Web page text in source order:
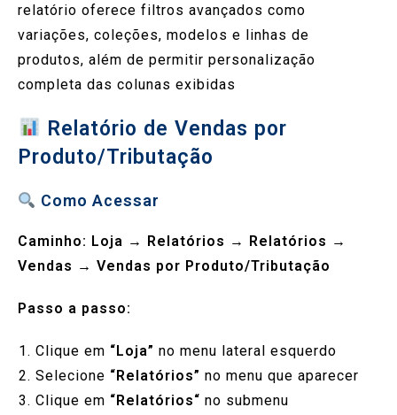
relatório oferece filtros avançados como
variações, coleções, modelos e linhas de
produtos, além de permitir personalização
completa das colunas exibidas
Relatório de Vendas por
Produto/Tributação
Como Acessar
Caminho: Loja → Relatórios → Relatórios →
Vendas → Vendas por Produto/Tributação
Passo a passo:
Clique em “Loja” no menu lateral esquerdo
Selecione “Relatórios” no menu que aparecer
Clique em “Relatórios“ no submenu